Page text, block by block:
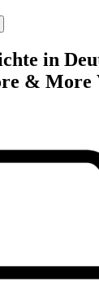
in
& More